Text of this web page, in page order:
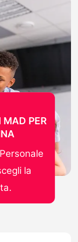
MAD PER
la